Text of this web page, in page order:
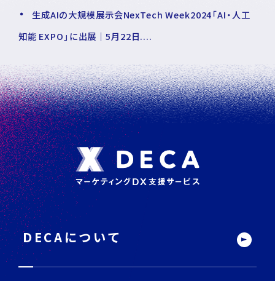
生成AIの大規模展示会NexTech Week2024「AI・人工
知能 EXPO」に出展｜5月22日....
フ
ッ
タ
ー
サ
イ
ト
内
DECAについて